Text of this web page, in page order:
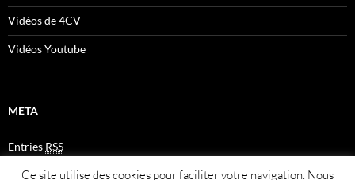
Vidéos de 4CV
Vidéos Youtube
META
Entries RSS
CommentsRSS
Plan du site
Ce site utilise des cookies pour faciliter votre navigation. Nous